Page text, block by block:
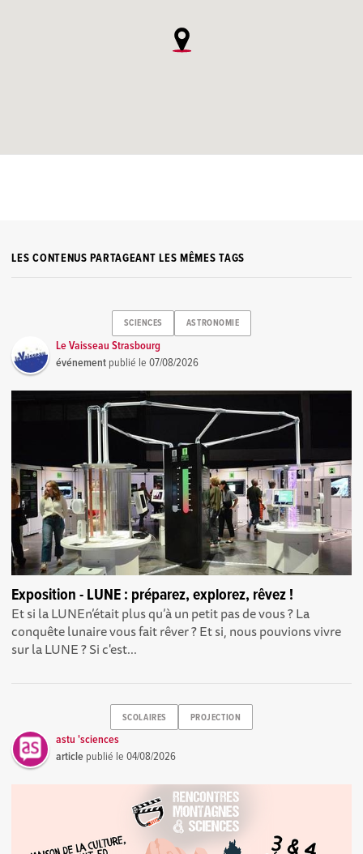
LES CONTENUS PARTAGEANT LES MÊMES TAGS
SCIENCES ASTRONOMIE
Le Vaisseau Strasbourg
événement publié le07/08/2026
Exposition - LUNE : préparez, explorez, rêvez !
Et si la LUNEn’était plus qu’à un petit pas de vous ? La
conquête lunaire vous fait rêver ? Et si, nous pouvions vivre
sur la LUNE ? Si c'est...
SCOLAIRES PROJECTION
astu 'sciences
article publié le04/08/2026